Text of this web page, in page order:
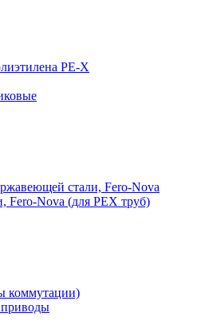
PE-X
стали, Fero-Nova
Fero-Nova (для PEX труб)
коммутации)
приводы